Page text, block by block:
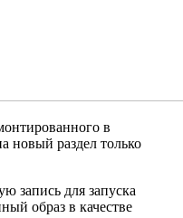
в
новый раздел только
запись для запуска
образ в качестве